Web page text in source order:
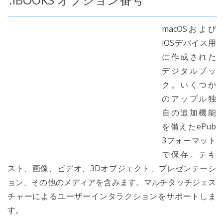
macOSおよび
iOSデバイス用
に作成された
デジタルブッ
ク。いくつか
のアップル独
自の追加機能
を備えたePub
3フォーマット
で保存。テキ
スト、画像、ビデオ、3Dオブジェクト、プレゼンテーシ
ョン、その他のメディアを含みます。マルチタッチジェス
チャーによるユーザーインタラクションをサポートしま
す。